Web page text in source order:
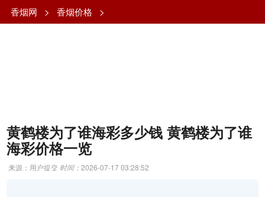
香烟网 > 香烟价格 >
黄鹤楼为了谁海彩多少钱 黄鹤楼为了谁
海彩价格一览
来源：用户提交 时间：2026-07-17 03:28:52